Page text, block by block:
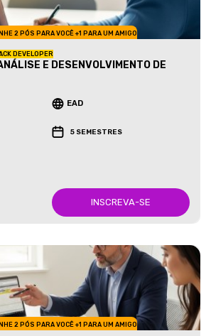
2 PÓS PARA VOCÊ +1 PARA UM AMIGO
DEVELOPER
E DESENVOLVIMENTO DE
EAD
5 SEMESTRES
INSCREVA-SE
2 PÓS PARA VOCÊ +1 PARA UM AMIGO